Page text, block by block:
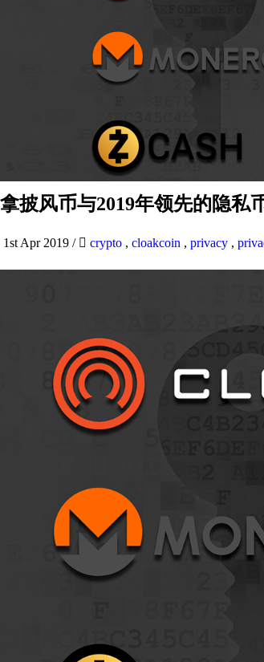
拿披风币与2019年领先的隐私
1st Apr 2019 / crypto , cloakcoin , privacy ,